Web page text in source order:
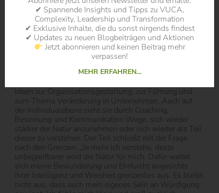
Gestaltung, die Welt der Organisation und auch die
Welt des Individuums. Die Autorin generiert hierzu auf
jeder dieser Ebenen Ideen und
Handlungsempfehlungen, wie sie eine Übertragung der
natürlichen Prinzipien auf eine „natürliche Gestaltung“
sieht. Mit der Zelle als Vorbild geht es um
Arbeitsteilung und Kooperation, um das stetige sowohl
als auch anstelle eines entweder-oder. Neben Ideen zu
Ideen zur Organisationsgestaltung, zur Führung und
zum Thema Veränderung in Unternehmen. Auch auf
der Individualebene sieht sie durch Coaching,
Besinnung und Kommunikation Wege, sich wieder
stärker der Natur anzunehmen oder sich wieder als Teil
dieser zu verstehen. Der Teil schließt mit der Frage
nach den Grenzen. „Je mehr ich verstehe, desto
unbegreifbarer wird die Natur für mich. Dafür weitet
sich meine Bewunderung und Ehrfurcht angesichts
ihrer Intelligenz und Weisheit grenzenlos aus. Es bleibt
nicht aus, dass auch mein eigenes Sein an Würdigung
✔ Spannende Insights und Tipps zu VUCA,
Complexity, Leadership und Transformation
✔ Exklusive Inhalte, die du sonst nirgends findest
✔ Updates zu neuen Blogbeiträgen und Aktionen
Jetzt abonnieren und keinen Beitrag mehr
verpassen!
MEHR ERFAHREN…